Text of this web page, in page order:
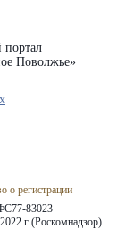
Поволжье»
о регистрации
83023
г (Роскомнадзор)